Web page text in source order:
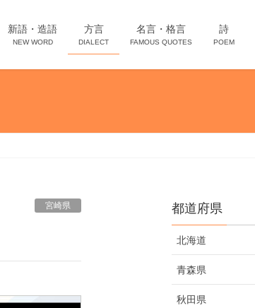
新語・造語
NEW WORD
方言
DIALECT
名言・格言
FAMOUS QUOTES
詩
POEM
宮崎県 都道府県
北海道
青森県
秋田県